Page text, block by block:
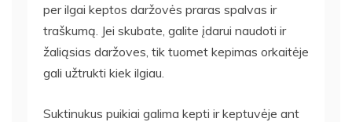
per ilgai keptos daržovės praras spalvas ir
traškumą. Jei skubate, galite įdarui naudoti ir
žaliąsias daržoves, tik tuomet kepimas orkaitėje
gali užtrukti kiek ilgiau.
Suktinukus puikiai galima kepti ir keptuvėje ant